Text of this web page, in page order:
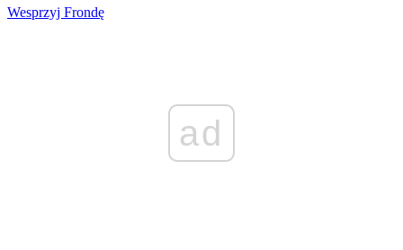
Wesprzyj Frondę
ad